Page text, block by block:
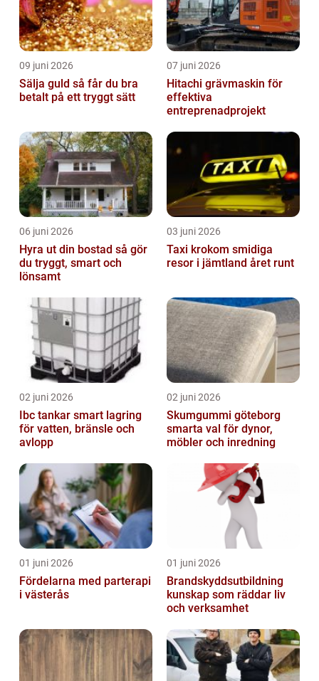
09 juni 2026
Sälja guld så får du bra
betalt på ett tryggt sätt
07 juni 2026
Hitachi grävmaskin för
effektiva
entreprenadprojekt
06 juni 2026
Hyra ut din bostad så gör
du tryggt, smart och
lönsamt
03 juni 2026
Taxi krokom smidiga
resor i jämtland året runt
02 juni 2026
Ibc tankar smart lagring
för vatten, bränsle och
avlopp
02 juni 2026
Skumgummi göteborg
smarta val för dynor,
möbler och inredning
01 juni 2026
Fördelarna med parterapi
i västerås
01 juni 2026
Brandskyddsutbildning
kunskap som räddar liv
och verksamhet